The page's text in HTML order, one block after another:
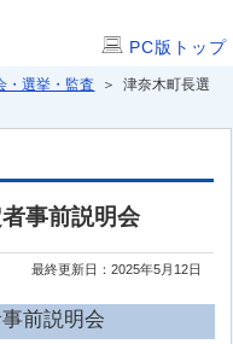
PC版トップ
・選挙・監査
＞ 津奈木町長選
事前説明会
最終更新日：2025年5月12日
前説明会